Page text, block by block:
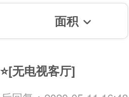
面积
无电视客厅]